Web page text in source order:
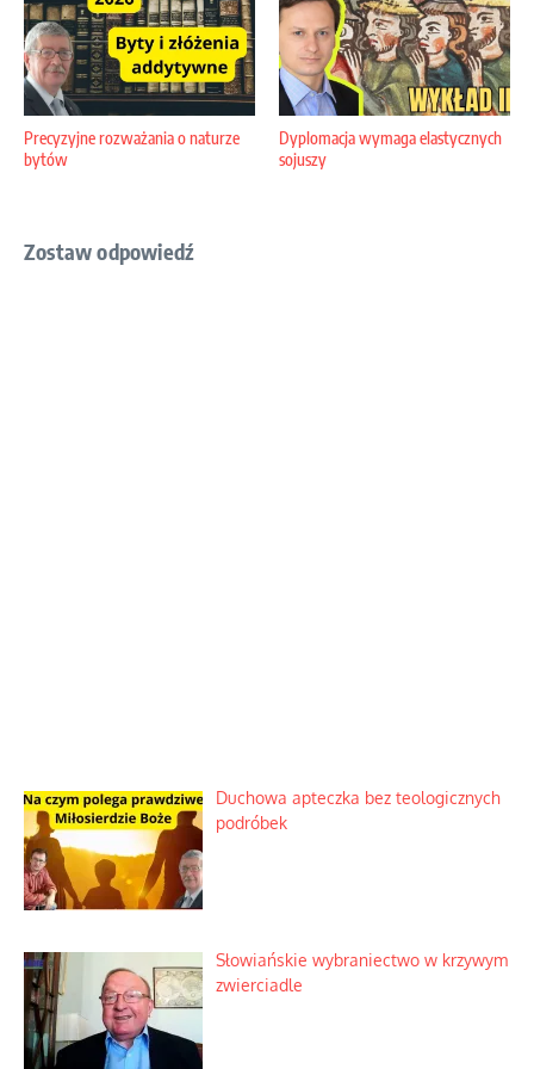
Precyzyjne rozważania o naturze
bytów
Dyplomacja wymaga elastycznych
sojuszy
Zostaw odpowiedź
Duchowa apteczka bez teologicznych
podróbek
Słowiańskie wybraniectwo w krzywym
zwierciadle